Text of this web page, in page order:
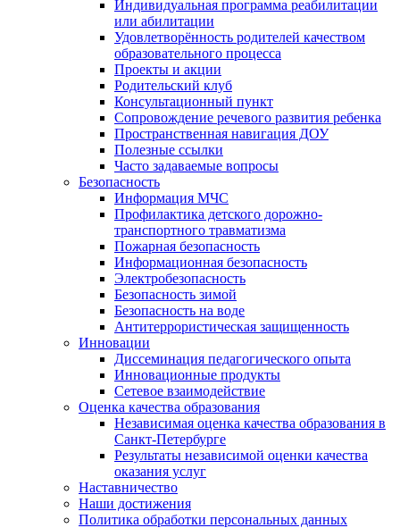
Индивидуальная программа реабилитации
или абилитации
Удовлетворённость родителей качеством
образовательного процесса
Проекты и акции
Родительский клуб
Консультационный пункт
Сопровождение речевого развития ребенка
Пространственная навигация ДОУ
Полезные ссылки
Часто задаваемые вопросы
Безопасность
Информация МЧС
Профилактика детского дорожно-
транспортного травматизма
Пожарная безопасность
Информационная безопасность
Электробезопасность
Безопасность зимой
Безопасность на воде
Антитеррористическая защищенность
Инновации
Диссеминация педагогического опыта
Инновационные продукты
Сетевое взаимодействие
Оценка качества образования
Независимая оценка качества образования в
Санкт-Петербурге
Результаты независимой оценки качества
оказания услуг
Наставничество
Наши достижения
Политика обработки персональных данных